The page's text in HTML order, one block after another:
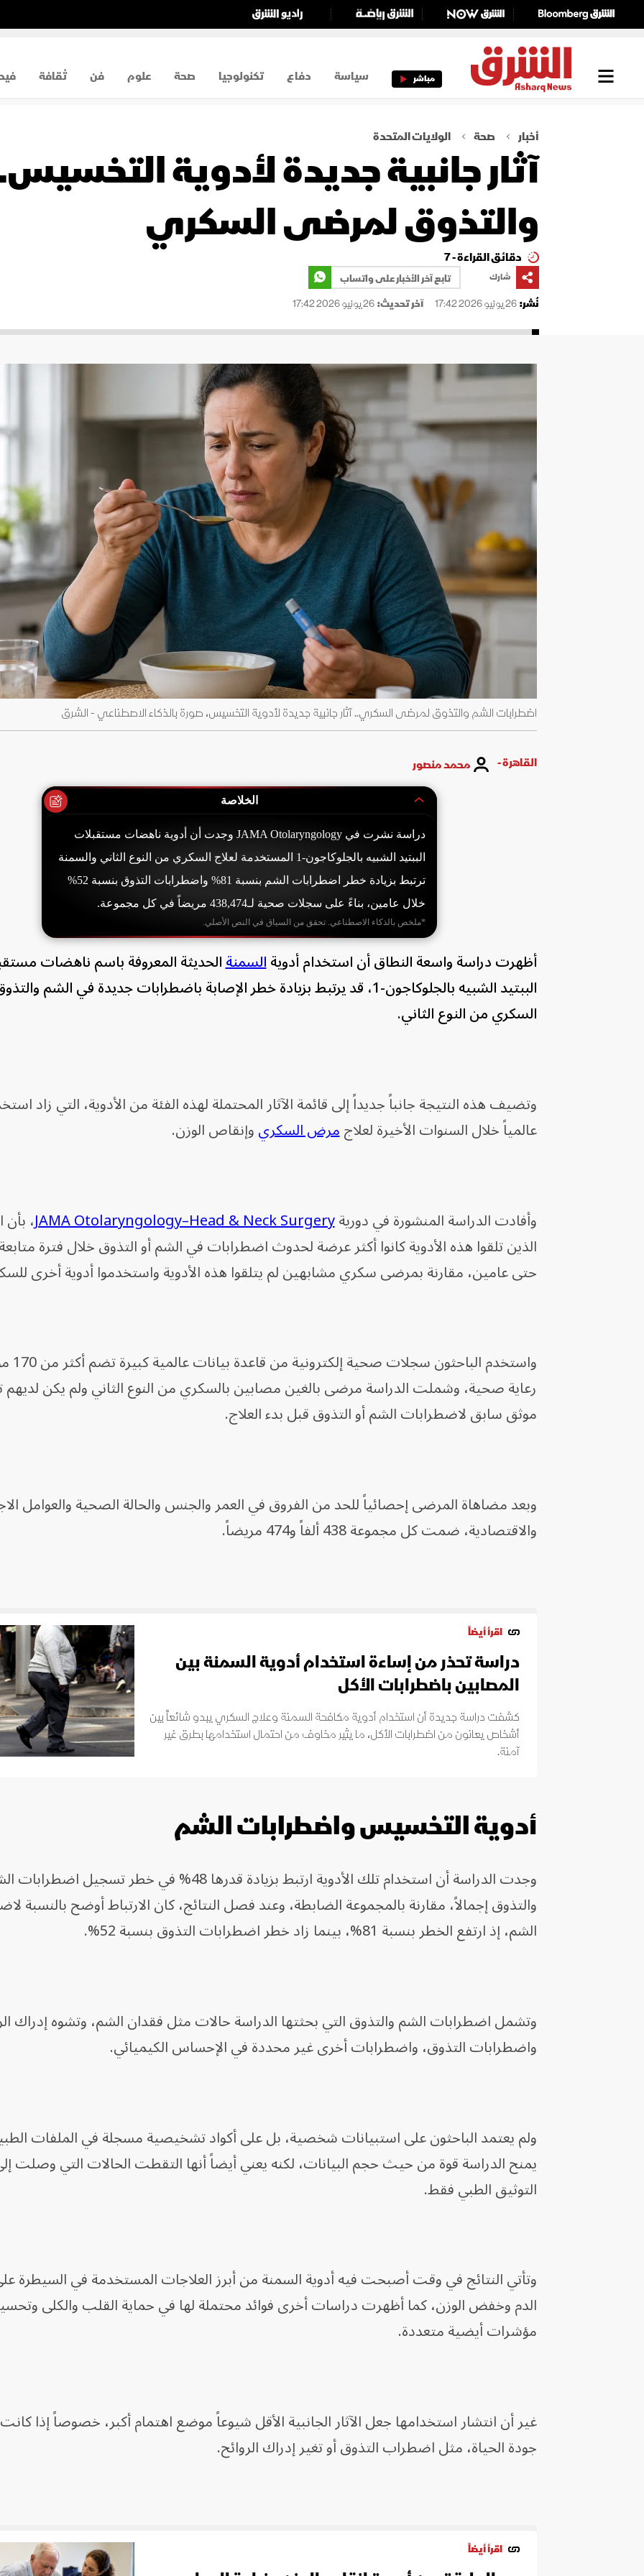
مباشر سياسة دفاع تكنولوجيا صحة علوم فن ثقافة
أخبار صحة الولايات المتحدة
آثار جانبية جديدة لأدوية
والتذوق لمرضى السكري
دقائق القراءة - 7
شارك
تابع آخر الأخبار على واتساب
نُشر:26 يونيو 2026 17:42 آخر تحديث:26 يونيو 2026 17:42
اضطرابات الشم والتذوق لمرضى السكري.. آثار جانبية جديدة لأدوية التخسيس، صورة بالذكاء الاصطناعي - الشرق
القاهرة - محمد منصور
الخلاصة
دراسة نشرت في JAMA Otolaryngology وجدت أن أدوية ناهضات مستقبلات
الببتيد الشبيه بالجلوكاجون-1 المستخدمة لعلاج السكري من النوع الثاني والسمنة
ترتبط بزيادة خطر اضطرابات الشم بنسبة 81% واضطرابات التذوق بنسبة 52%
خلال عامين، بناءً على سجلات صحية لـ438,474 مريضاً في كل مجموعة.
*ملخص بالذكاء الاصطناعي. تحقق من السياق في النص الأصلي.
أظهرت دراسة واسعة النطاق أن استخدام أدويةالسمنةالحديثة المعروفة باسم ناهضات
الببتيد الشبيه بالجلوكاجون-1، قد يرتبط بزيادة خطر الإصابة باضطرابات جديدة في الشم
السكري من النوع الثاني.
وتضيف هذه النتيجة جانباً جديداً إلى قائمة الآثار المحتملة لهذه الفئة من الأدوية، التي زاد
عالمياً خلال السنوات الأخيرة لعلاجمرض السكريوإنقاص الوزن.
وأفادت الدراسة المنشورة في دوريةJAMA Otolaryngology–Head & Neck Surgery،
الذين تلقوا هذه الأدوية كانوا أكثر عرضة لحدوث اضطرابات في الشم أو التذوق خلال فترة
حتى عامين، مقارنة بمرضى سكري مشابهين لم يتلقوا هذه الأدوية واستخدموا أدوية أخرى
واستخدم
رعاية صحية، وشملت الدراسة مرضى بالغين مصابين بالسكري من النوع الثاني ولم يكن لديهم
موثق سابق لاضطرابات الشم أو التذوق قبل بدء العلاج.
وبعد مضاهاة المرضى إحصائياً للحد من الفروق في العمر والجنس والحالة الصحية والعوامل
والاقتصادية، ضمت كل مجموعة 438 ألفاً و474 مريضاً.
اقرأ أيضاً
دراسة تحذر من إساءة استخدام أدوية السمنة بين
المصابين باضطرابات الأكل
كشفت دراسة جديدة أن استخدام أدوية مكافحة السمنة وعلاج السكري يبدو شائعاً بين
أشخاص يعانون من اضطرابات الأكل، ما يثير مخاوف من احتمال استخدامها بطرق غير
آمنة.
أدوية التخسيس واضطرابات الشم
وجدت الدراسة أن استخدام تلك الأدوية ارتبط بزيادة قدرها 48% في خطر تسجيل
والتذوق إجمالاً، مقارنة بالمجموعة الضابطة، وعند فصل النتائج، كان الارتباط أوضح بالنسبة
الشم، إذ ارتفع الخطر بنسبة 81%، بينما زاد خطر اضطرابات التذوق بنسبة 52%.
وتشمل اضطرابات الشم والتذوق التي بحثتها الدراسة حالات مثل فقدان الشم، وتشوه إدراك
واضطرابات التذوق، واضطرابات أخرى غير محددة في الإحساس الكيميائي.
ولم يعتمد الباحثون على استبيانات شخصية، بل على أكواد تشخيصية مسجلة في الملفات
يمنح الدراسة قوة من حيث حجم البيانات، لكنه يعني أيضاً أنها التقطت الحالات التي وصلت
التوثيق الطبي فقط.
وتأتي النتائج في وقت أصبحت فيه أدوية السمنة من أبرز العلاجات المستخدمة في السيطرة
الدم وخفض الوزن، كما أظهرت دراسات أخرى فوائد محتملة لها في حماية القلب والكلى
مؤشرات أيضية متعددة.
غير أن انتشار استخدامها جعل الآثار الجانبية الأقل شيوعاً موضع اهتمام أكبر، خصوصاً إذا
جودة الحياة، مثل اضطراب التذوق أو تغير إدراك الروائح.
اقرأ أيضاً